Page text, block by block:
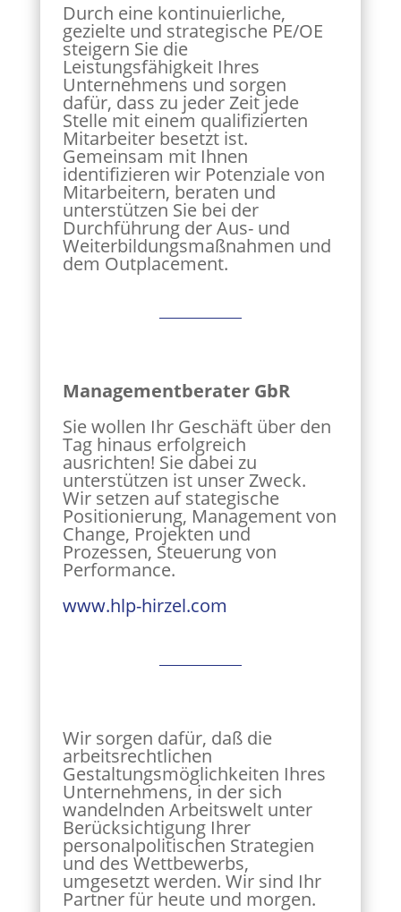
Durch eine kontinuierliche,
gezielte und strategische PE/OE
steigern Sie die
Leistungsfähigkeit Ihres
Unternehmens und sorgen
dafür, dass zu jeder Zeit jede
Stelle mit einem qualifizierten
Mitarbeiter besetzt ist.
Gemeinsam mit Ihnen
identifizieren wir Potenziale von
Mitarbeitern, beraten und
unterstützen Sie bei der
Durchführung der Aus- und
Weiterbildungsmaßnahmen und
dem Outplacement.
Managementberater GbR
Sie wollen Ihr Geschäft über den
Tag hinaus erfolgreich
ausrichten! Sie dabei zu
unterstützen ist unser Zweck.
Wir setzen auf stategische
Positionierung, Management von
Change, Projekten und
Prozessen, Steuerung von
Performance.
www.hlp-hirzel.com
Wir sorgen dafür, daß die
arbeitsrechtlichen
Gestaltungsmöglichkeiten Ihres
Unternehmens, in der sich
wandelnden Arbeitswelt unter
Berücksichtigung Ihrer
personalpolitischen Strategien
und des Wettbewerbs,
umgesetzt werden. Wir sind Ihr
Partner für heute und morgen.